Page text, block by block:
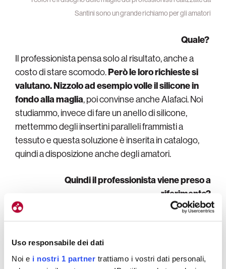
Uso responsabile dei dati
Noi e i nostri 1 partner trattiamo i vostri dati personali,
Santini sono un grande richiamo per gli amatori
Quale?
Il professionista pensa solo al risultato, anche a
costo di stare scomodo.Però le loro richieste si
valutano. Nizzolo ad esempio volle il silicone in
fondo alla maglia, poi convinse anche Alafaci. Noi
studiammo, invece di fare un anello di silicone,
mettemmo degli insertini paralleli frammisti a
tessuto e questa soluzione è inserita in catalogo,
quindi a disposizione anche degli amatori.
Quindi il professionista viene preso a
riferimento?
Completamente.
Il tessuto rigato che si usa per
esempio, è stato notato subito da persone
appassionate e attente, che lo vogliono sulle loro
maglie. Stanno attenti al taglio delle maniche, si